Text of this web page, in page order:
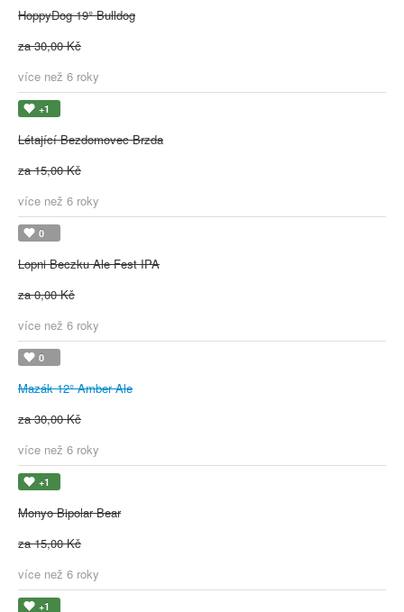
HoppyDog 19° Bulldog
za 30,00 Kč
více než 6 roky
+1
Létající Bezdomovec Brzda
za 15,00 Kč
více než 6 roky
0
Lopni Beczku Ale Fest IPA
za 0,00 Kč
více než 6 roky
0
Mazák 12° Amber Ale
za 30,00 Kč
více než 6 roky
+1
Monyo Bipolar Bear
za 15,00 Kč
více než 6 roky
+1